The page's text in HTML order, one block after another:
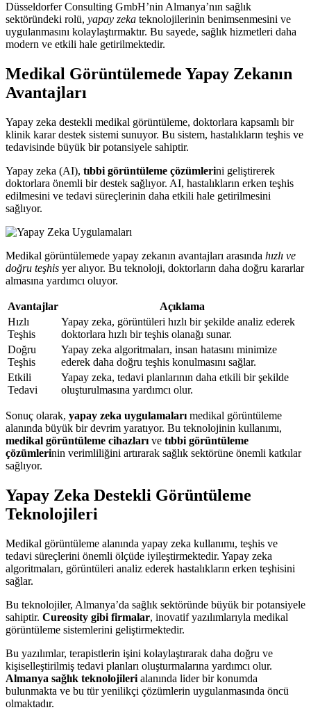
Düsseldorfer Consulting GmbH’nin Almanya’nın sağlık
sektöründeki rolü, yapay zeka teknolojilerinin benimsenmesini ve
uygulanmasını kolaylaştırmaktır. Bu sayede, sağlık hizmetleri daha
modern ve etkili hale getirilmektedir.
Medikal Görüntülemede Yapay Zekanın
Avantajları
Yapay zeka destekli medikal görüntüleme, doktorlara kapsamlı bir
klinik karar destek sistemi sunuyor. Bu sistem, hastalıkların teşhis ve
tedavisinde büyük bir potansiyele sahiptir.
Yapay zeka (AI), tıbbi görüntüleme çözümlerini geliştirerek
doktorlara önemli bir destek sağlıyor. AI, hastalıkların erken teşhis
edilmesini ve tedavi süreçlerinin daha etkili hale getirilmesini
sağlıyor.
Medikal görüntülemede yapay zekanın avantajları arasında hızlı ve
doğru teşhis yer alıyor. Bu teknoloji, doktorların daha doğru kararlar
almasına yardımcı oluyor.
Avantajlar
Açıklama
Hızlı
Teşhis
Yapay zeka, görüntüleri hızlı bir şekilde analiz ederek
doktorlara hızlı bir teşhis olanağı sunar.
Doğru
Teşhis
Yapay zeka algoritmaları, insan hatasını minimize
ederek daha doğru teşhis konulmasını sağlar.
Etkili
Tedavi
Yapay zeka, tedavi planlarının daha etkili bir şekilde
oluşturulmasına yardımcı olur.
Sonuç olarak, yapay zeka uygulamaları medikal görüntüleme
alanında büyük bir devrim yaratıyor. Bu teknolojinin kullanımı,
medikal görüntüleme cihazları ve tıbbi görüntüleme
çözümlerinin verimliliğini artırarak sağlık sektörüne önemli katkılar
sağlıyor.
Yapay Zeka Destekli Görüntüleme
Teknolojileri
Medikal görüntüleme alanında yapay zeka kullanımı, teşhis ve
tedavi süreçlerini önemli ölçüde iyileştirmektedir. Yapay zeka
algoritmaları, görüntüleri analiz ederek hastalıkların erken teşhisini
sağlar.
Bu teknolojiler, Almanya’da sağlık sektöründe büyük bir potansiyele
sahiptir. Cureosity gibi firmalar, inovatif yazılımlarıyla medikal
görüntüleme sistemlerini geliştirmektedir.
Bu yazılımlar, terapistlerin işini kolaylaştırarak daha doğru ve
kişiselleştirilmiş tedavi planları oluşturmalarına yardımcı olur.
Almanya sağlık teknolojileri alanında lider bir konumda
bulunmakta ve bu tür yenilikçi çözümlerin uygulanmasında öncü
olmaktadır.